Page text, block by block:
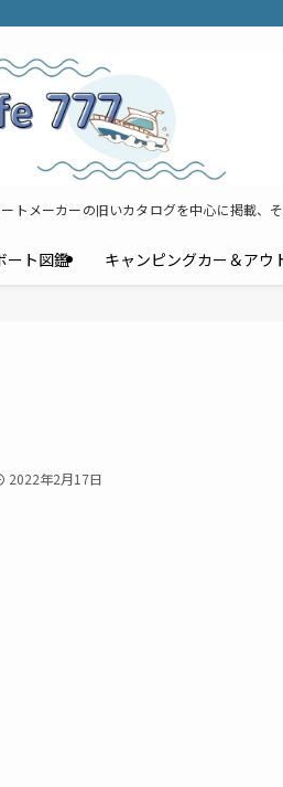
トメーカーの旧いカタログを中心に掲載、
ート図鑑 キャンピングカー＆アウ
2022年2月17日